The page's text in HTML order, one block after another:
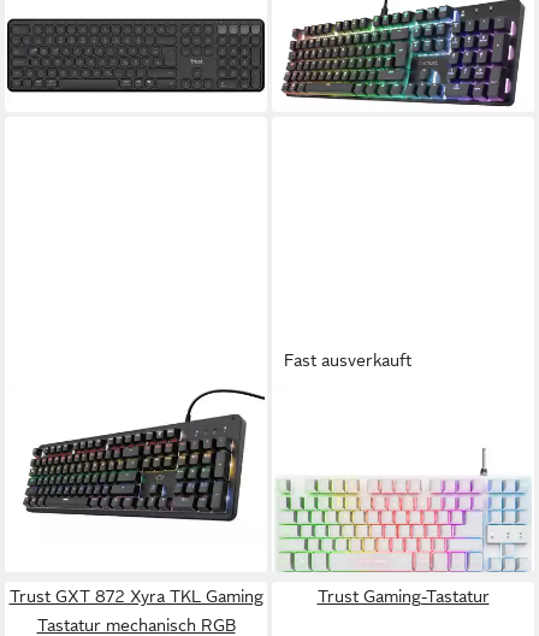
Tastatur (Wiederaufladbar)
ab 49,85 €
lieferbar - in 5-6 Werktagen bei dir
Gaming Tastatur Gaming-
Tastatur
ab 49,99 €
lieferbar - in 2-3 Werktagen bei dir
Gaming-Tastatur
42,99 €
lieferbar - in 3-4 Werktagen bei dir
Fast ausverkauft
59,99 € 79,99 €
-25%
lieferbar - in 3-4 Werktagen bei dir
Trust GXT 872 Xyra TKL Gaming
Tastatur mechanisch RGB
Trust Gaming-Tastatur